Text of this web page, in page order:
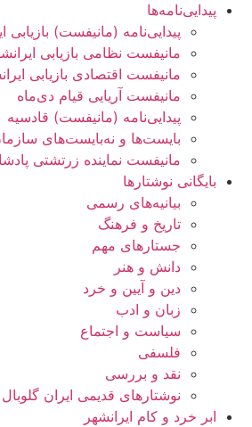
پیدایی‌نامه‌ها
پيدایی‌نامه (مانيفست) بازیابی
مانیفست نظامی بازیابی
مانیفست اقتصادی بازیابی
مانیفست آریایی قیام دی‌ماه
پیدایی‌نامه (مانیفست) قادسیه
بایست‌ها و نه‌بایست‌های
مانیفست نماینده زرتشتی
بایگانی نوشتارها
بیانیه‌های رسمی
تاریخ و فرهنگ
جستارهای مهم
دانش و هنر
دین و آیین و خرد
زبان و ادب
سیاست و اجتماع
فلسفی
نقد و بررسی
نوشتارهای قدیمی ایران گلوبال
ابر خرد و کام ایرانشهر